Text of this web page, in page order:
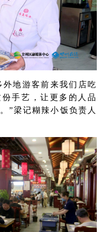
地游客前来我们店吃
手艺，让更多的人品
”梁记糊辣小饭负责人